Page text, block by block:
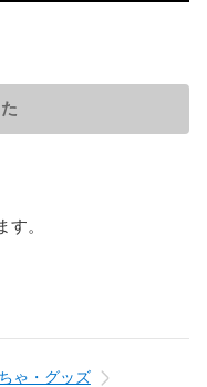
。
ゃ・グッズ